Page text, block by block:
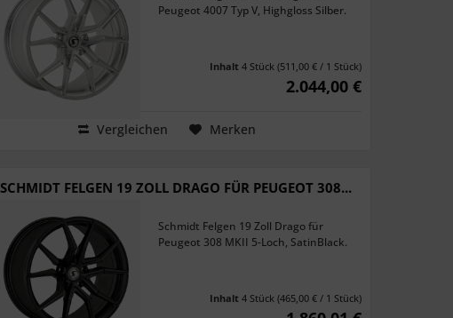
Peugeot 4007 Typ V, Highgloss Silber.
Inhalt 4 Stück (511,00 € / 1 Stück)
2.044,00 €
Vergleichen Merken
SCHMIDT FELGEN 19 ZOLL DRAGO FÜR PEUGEOT 308...
Schmidt Felgen 19 Zoll Drago für
Peugeot 308 MKII 5-Loch, SatinBlack.
Inhalt 4 Stück (465,00 € / 1 Stück)